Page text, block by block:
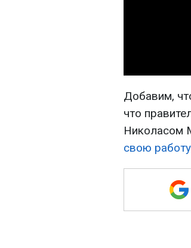
Добавим,
что
Николасом
свою работу